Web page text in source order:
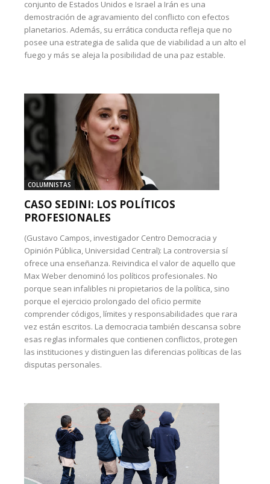
conjunto de Estados Unidos e Israel a Irán es una
demostración de agravamiento del conflicto con efectos
planetarios. Además, su errática conducta refleja que no
posee una estrategia de salida que de viabilidad a un alto el
fuego y más se aleja la posibilidad de una paz estable.
COLUMNISTAS
CASO SEDINI: LOS POLÍTICOS
PROFESIONALES
(Gustavo Campos, investigador Centro Democracia y
Opinión Pública, Universidad Central): La controversia sí
ofrece una enseñanza. Reivindica el valor de aquello que
Max Weber denominó los políticos profesionales. No
porque sean infalibles ni propietarios de la política, sino
porque el ejercicio prolongado del oficio permite
comprender códigos, límites y responsabilidades que rara
vez están escritos. La democracia también descansa sobre
esas reglas informales que contienen conflictos, protegen
las instituciones y distinguen las diferencias políticas de las
disputas personales.